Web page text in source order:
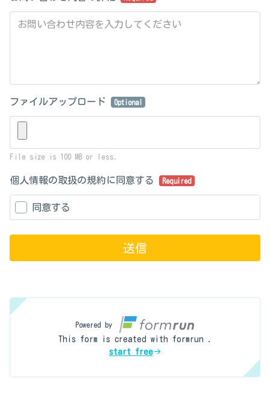
ファイルアップロード Optional
File size is 100 MB or less.
個人情報の取扱の規約に同意する Required
同意する
送信
Powered by
This form is created with formrun .
start free